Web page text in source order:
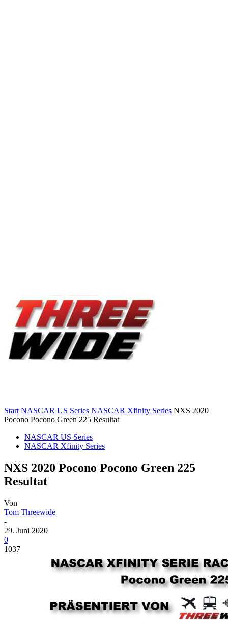
Start NASCAR US Series NASCAR Xfinity Series NXS 2020
Pocono Pocono Green 225 Resultat
NASCAR US Series
NASCAR Xfinity Series
NXS 2020 Pocono Pocono Green 225
Resultat
Von
Tom Threewide
-
29. Juni 2020
0
1037